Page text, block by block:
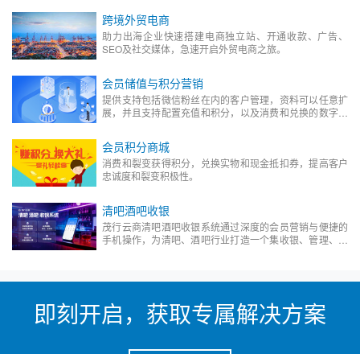
跨境外贸电商
助力出海企业快速搭建电商独立站、开通收款、广告、
SEO及社交媒体，急速开启外贸电商之旅。
会员储值与积分营销
提供支持包括微信粉丝在内的客户管理，资料可以任意扩
展，并且支持配置充值和积分，以及消费和兑换的数字化
会员积分商城
消费和裂变获得积分，兑换实物和现金抵扣券，提高客户
忠诚度和裂变积极性。
清吧酒吧收银
茂行云商清吧酒吧收银系统通过深度的会员营销与便捷的
手机操作，为清吧、酒吧行业打造一个集收银、管理、营
即刻开启，获取专属解决方案